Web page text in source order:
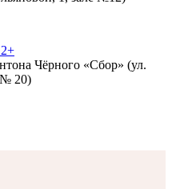
Чёрного «Сбор» (ул.
№ 20)